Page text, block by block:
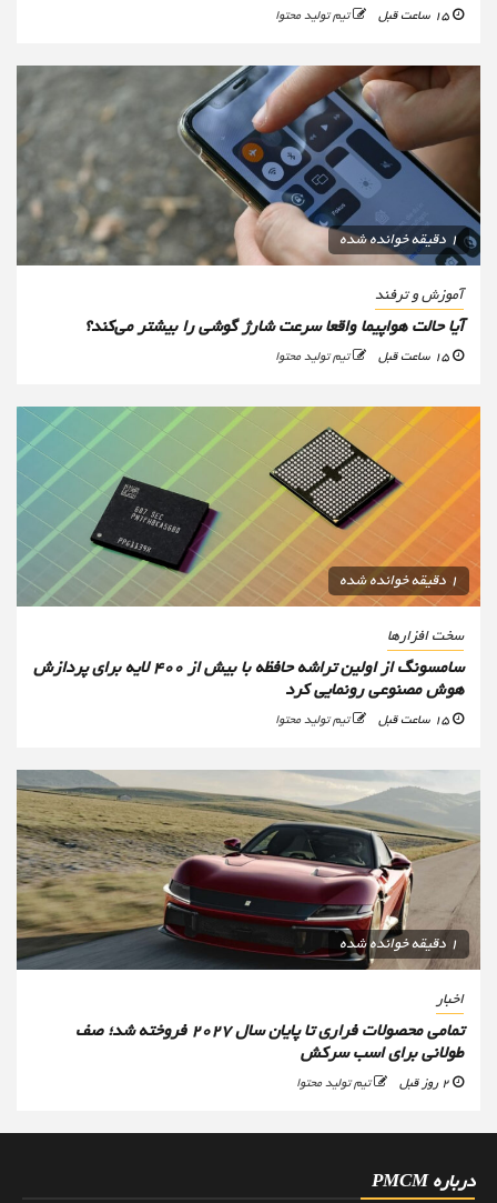
تیم تولید محتوا
1 دقیقه خوانده شده
آموزش و ترفند
آیا حالت هواپیما واقعا سرعت شارژ گوشی را بیشتر می‌کند؟
تیم تولید محتوا
سخت افزارها
سامسونگ از اولین تراشه حافظه با بیش از ۴۰۰ لایه برای پردازش
هوش مصنوعی رونمایی کرد
تیم تولید محتوا
اخبار
تمامی محصولات فراری تا پایان سال ۲۰۲۷ فروخته شد؛ صف
طولانی برای اسب سرکش
تیم تولید محتوا
درباره PMCM